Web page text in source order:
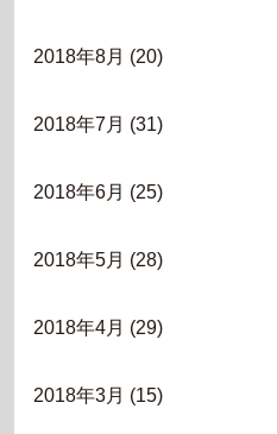
2018年8月 (20)
2018年7月 (31)
2018年6月 (25)
2018年5月 (28)
2018年4月 (29)
2018年3月 (15)